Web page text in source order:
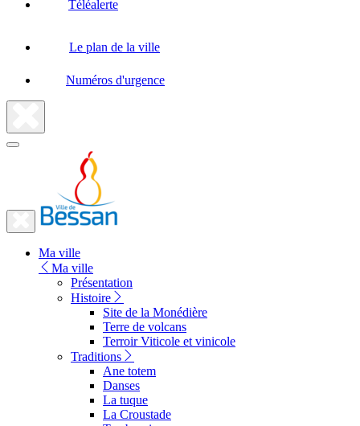
Téléalerte
Le plan de la ville
Numéros d'urgence
Fermer
Fermer
vers
Ma ville
Ma ville
Présentation
Histoire
Site de la Monédière
Terre de volcans
Terroir Viticole et vinicole
Traditions
Ane totem
Danses
La tuque
La Croustade